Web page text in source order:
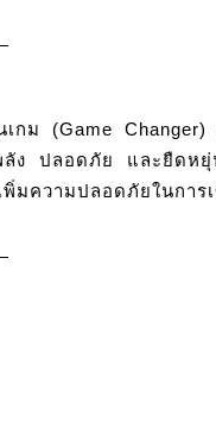
เกม (Game
ลัง ปลอดภัย และยืดห
ความปลอดภัยในการเ